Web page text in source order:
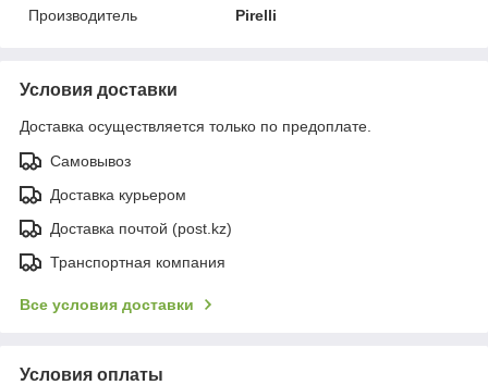
Производитель
Pirelli
Условия доставки
Доставка осуществляется только по предоплате.
Самовывоз
Доставка курьером
Доставка почтой (post.kz)
Транспортная компания
Все условия доставки
Условия оплаты